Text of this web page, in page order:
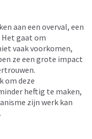
aan een overval, een
gaat om
vaak voorkomen,
ze een grote impact
om deze
heftig te maken,
zijn werk kan